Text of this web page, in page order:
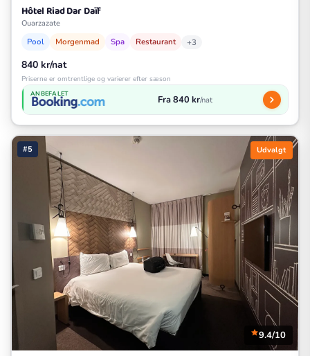
Hôtel Riad Dar Daïf
Ouarzazate
Pool Morgenmad Spa Restaurant +3
840 kr/nat
Priserne er omtrentlige og varierer efter sæson
ANBEFALET Fra 840 kr/nat
#5 Udvalgt
9.4/10